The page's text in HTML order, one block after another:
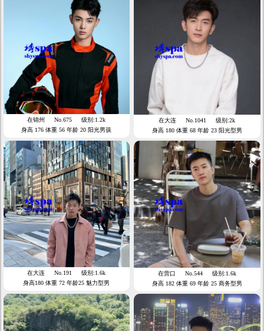
在锦州 No.675
级别:1.2k
身高 176 体重 56 年龄 20 阳光男孩
在大连 No.1041
级别:2k
身高 180 体重 68 年龄 23 阳光型男
在大连 No.191
级别:1.6k
身高180 体重 72 年龄25 魅力型男
在营口 No.544
级别:1.6k
身高 182 体重 69 年龄 25 商务型男